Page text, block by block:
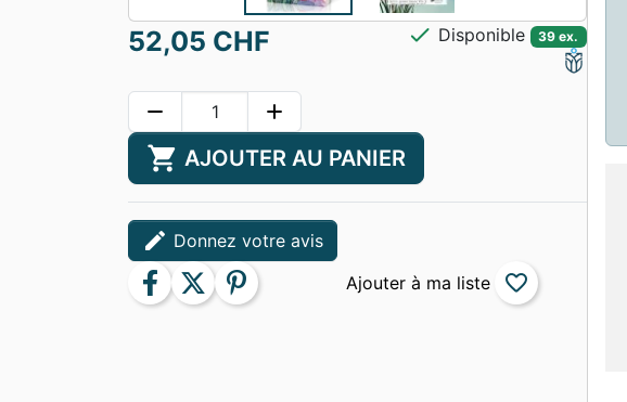
52,05 CHF check Disponible 39 ex.
remove add
shopping_cart AJOUTER AU PANIER
edit Donnez votre avis
facebook twitter pinterest favorite_border